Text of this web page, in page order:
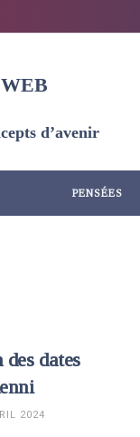
d’avenir
PENSÉES
dates
2024